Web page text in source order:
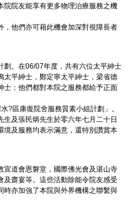
院院友能享有更多物理治療服務之機
，他們亦可藉此機會加深對視障長者
劃。在06/07年度，共有六位太平紳士
太平紳士，鄭定寧太平紳士，梁省德
士；他們都對本院之服務都給予正面
?區康復院舍服務質素小組計劃」。
及張民炳先生於零六年七月二十日
境及服務均表示滿意，還特別讚賞本
宣道會恩磐堂，國際佛光會及湛山寺
齋宴等。這些活動除能令院友感受
時亦加強了本院與外界機構之聯繫與